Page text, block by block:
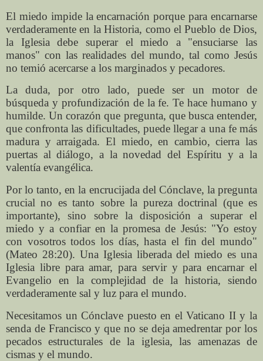
El miedo impide la encarnación porque para encarnarse
verdaderamente en la Historia, como el Pueblo de Dios,
la Iglesia debe superar el miedo a "ensuciarse las
manos" con las realidades del mundo, tal como Jesús
no temió acercarse a los marginados y pecadores.
La duda, por otro lado, puede ser un motor de
búsqueda y profundización de la fe. Te hace humano y
humilde. Un corazón que pregunta, que busca entender,
que confronta las dificultades, puede llegar a una fe más
madura y arraigada. El miedo, en cambio, cierra las
puertas al diálogo, a la novedad del Espíritu y a la
valentía evangélica.
Por lo tanto, en la encrucijada del Cónclave, la pregunta
crucial no es tanto sobre la pureza doctrinal (que es
importante), sino sobre la disposición a superar el
miedo y a confiar en la promesa de Jesús: "Yo estoy
con vosotros todos los días, hasta el fin del mundo"
(Mateo 28:20). Una Iglesia liberada del miedo es una
Iglesia libre para amar, para servir y para encarnar el
Evangelio en la complejidad de la historia, siendo
verdaderamente sal y luz para el mundo.
Necesitamos un Cónclave puesto en el Vaticano II y la
senda de Francisco y que no se deja amedrentar por los
pecados estructurales de la iglesia, las amenazas de
cismas y el mundo.